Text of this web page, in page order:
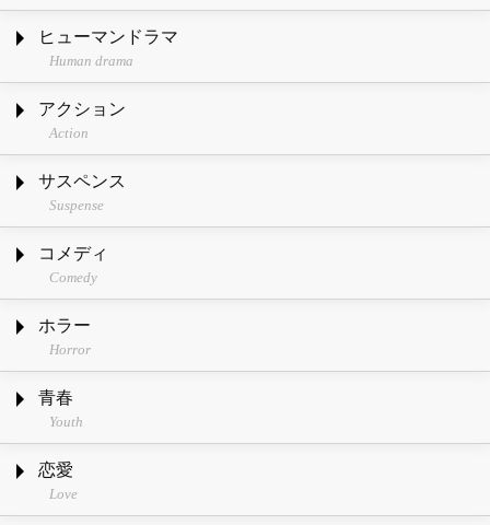
ヒューマンドラマ
Human drama
アクション
Action
サスペンス
Suspense
コメディ
Comedy
ホラー
Horror
青春
Youth
恋愛
Love